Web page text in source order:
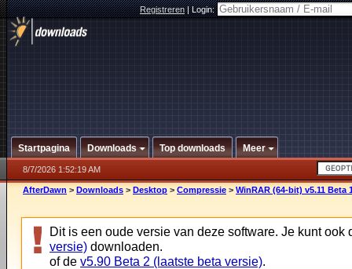
Registreren|Login:
Startpagina Downloads Top downloads Meer
8/7/2026 1:52:19 AM
AfterDawn > Downloads > Desktop > Compressie > WinRAR (64-bit) v5.11 Beta
Dit is een oude versie van deze software. Je kunt ook
versie) downloaden.
of de v5.90 Beta 2 (laatste beta versie).